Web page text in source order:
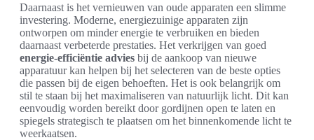
Daarnaast is het vernieuwen van oude apparaten een slimme
investering. Moderne, energiezuinige apparaten zijn
ontworpen om minder energie te verbruiken en bieden
daarnaast verbeterde prestaties. Het verkrijgen van goed
energie-efficiëntie advies bij de aankoop van nieuwe
apparatuur kan helpen bij het selecteren van de beste opties
die passen bij de eigen behoeften. Het is ook belangrijk om
stil te staan bij het maximaliseren van natuurlijk licht. Dit kan
eenvoudig worden bereikt door gordijnen open te laten en
spiegels strategisch te plaatsen om het binnenkomende licht te
weerkaatsen.